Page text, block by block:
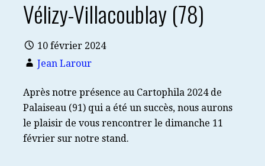
Vélizy-Villacoublay (78)
10 février 2024
Jean Larour
Après notre présence au Cartophila 2024 de
Palaiseau (91) qui a été un succès, nous aurons
le plaisir de vous rencontrer le dimanche 11
février sur notre stand.